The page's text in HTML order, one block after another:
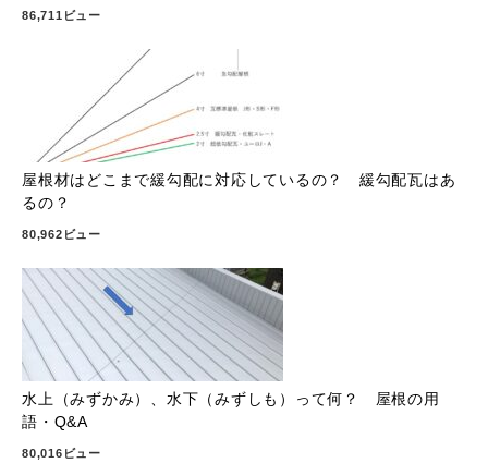
86,711ビュー
屋根材はどこまで緩勾配に対応しているの？ 緩勾配瓦はあ
るの？
80,962ビュー
水上（みずかみ）、水下（みずしも）って何？ 屋根の用
語・Q&A
80,016ビュー